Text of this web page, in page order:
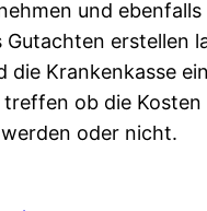
und ebenfalls
Gutachten erstellen
die Krankenkasse
ob die Kosten
oder nicht.